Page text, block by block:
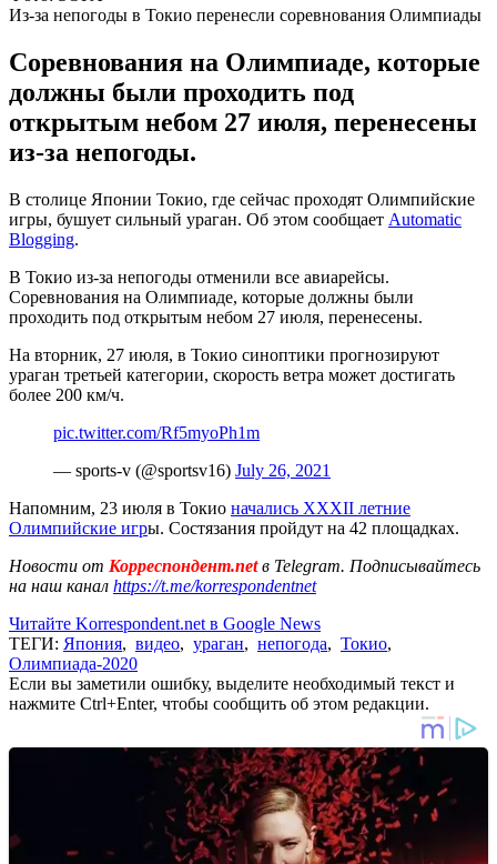
Из-за непогоды в Токио перенесли соревнования Олимпиады
Соревнования на Олимпиаде, которые
должны были проходить под
открытым небом 27 июля, перенесены
из-за непогоды.
В столице Японии Токио, где сейчас проходят Олимпийские
игры, бушует сильный ураган. Об этом сообщает Automatic
Blogging.
В Токио из-за непогоды отменили все авиарейсы.
Соревнования на Олимпиаде, которые должны были
проходить под открытым небом 27 июля, перенесены.
На вторник, 27 июля, в Токио синоптики прогнозируют
ураган третьей категории, скорость ветра может достигать
более 200 км/ч.
pic.twitter.com/Rf5myoPh1m
— sports-v (@sportsv16) July 26, 2021
Напомним, 23 июля в Токио начались XXXII летние
Олимпийские игры. Состязания пройдут на 42 площадках.
Новости от Корреспондент.netв Telegram. Подписывайтесь
на наш канал https://t.me/korrespondentnet
Читайте Korrespondent.net в Google News
ТЕГИ: Япония, видео, ураган, непогода, Токио,
Олимпиада-2020
Если вы заметили ошибку, выделите необходимый текст и
нажмите Ctrl+Enter, чтобы сообщить об этом редакции.